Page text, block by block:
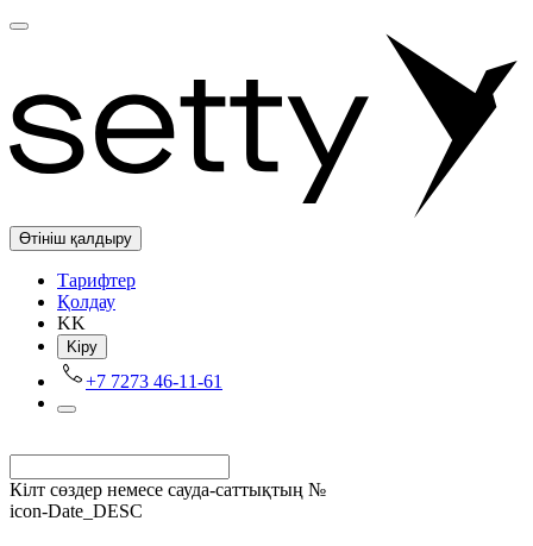
Өтініш қалдыру
Tарифтер
Қолдау
KK
Kіру
+7 7273 46-11-61
Кілт сөздер немесе сауда-саттықтың №
icon-Date_DESC